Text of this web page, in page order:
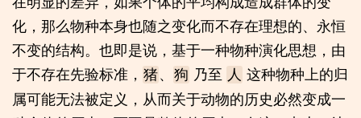
化，那么物种本身也随之变化而不存在理想的、永恒
不变的结构。也即是说，基于一种物种演化思想，由
于不存在先验标准， 猪、 狗 乃至 人 这种物种上的归
属可能无法被定义，从而关于动物的历史必然变成一